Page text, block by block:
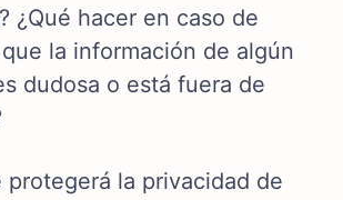
¿Qué hacer en caso de
la información de algún
dudosa o está fuera de
protegerá la privacidad de